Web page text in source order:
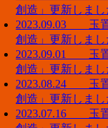
創造」更新しまし
2023.09.03 玉置
創造」更新しまし
2023.09.01 玉置
創造」更新しまし
2023.08.24 玉置
創造」更新しまし
2023.07.16 玉置